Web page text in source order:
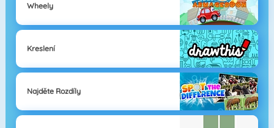
Wheely
Kreslení
Najděte Rozdíly